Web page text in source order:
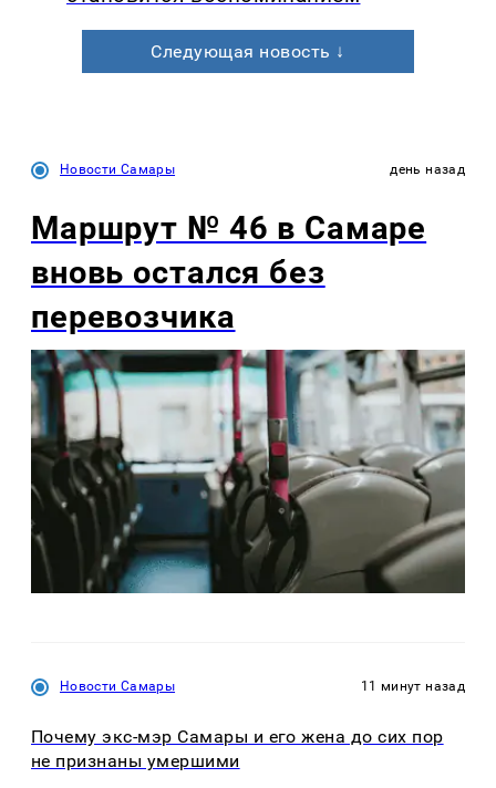
Следующая новость ↓
Новости Самары день назад
Маршрут № 46 в Самаре
вновь остался без
перевозчика
Новости Самары 11 минут назад
Почему экс-мэр Самары и его жена до сих пор
не признаны умершими